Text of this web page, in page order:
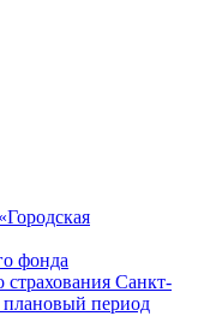
фонда
страхования Санкт-
плановый период